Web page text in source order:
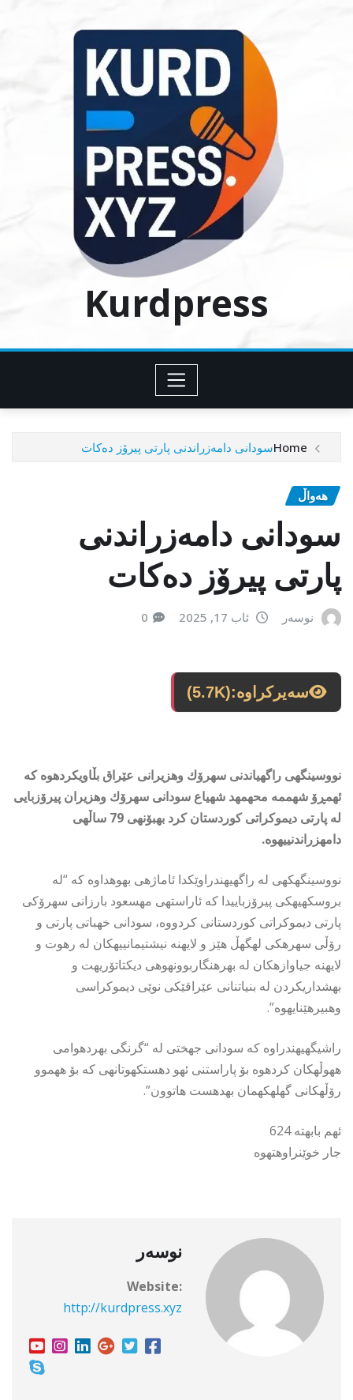
Kurdpress
Homeسودانی‌ دامه‌زراندنی‌ پارتی‌ پیرۆز ده‌كات
هەواڵ
سودانی‌ دامه‌زراندنی‌
پارتی‌ پیرۆز ده‌كات
نوسەر ئاب 17, 2025 0
سەیرکراوە:(5.7K)
نووسینگهی راگهیاندنی سهرۆك وهزیرانی عێراق بڵاویكردهوه كه
ئهمڕۆ شهممه محهمهد شهیاع سودانی سهرۆك وهزیران پیرۆزبایی
له پارتی دیموكراتی كوردستان كرد بهبۆنهی 79 ساڵهی
دامهزراندنییهوه.
نووسینگهكهی له راگهیهندراوێكدا ئاماژهی بهوهداوه كه “له
بروسكهیهكی پیرۆزباییدا كه ئاراستهی مهسعود بارزانی سهرۆكی
پارتی دیموكراتی كوردستانی كردووه، سودانی خهباتی پارتی و
رۆڵی سهرهكی لهگهڵ هێز و لایهنه نیشتیمانییهكان له رهوت و
لایهنه جیاوازهكان له بهرهنگاربوونهوهی دیكتاتۆریهت و
بهشداریكردن له بنیاتنانی عێراقێكی نوێی دیموكراسی
وهبیرهێنایهوه”.
راشیگهیهندراوه كه سودانی جهختی له “گرنگی بهردهوامی
ههوڵهكان كردهوه بۆ پاراستنی ئهو دهستكهوتانهی كه بۆ ههموو
رۆڵهكانی گهلهكهمان بهدهست هاتوون”.
ئهم بابهته 624
جار خوێنراوهتهوه
نوسەر
Website:
http://kurdpress.xyz